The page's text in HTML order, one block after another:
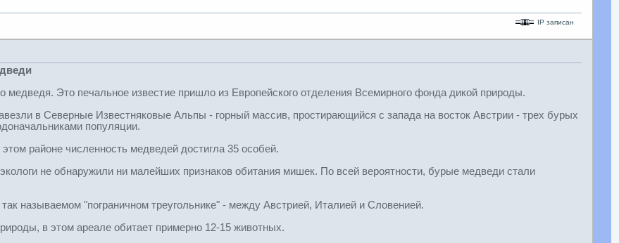
IP записан
медведя. Это печальное известие пришло из Европейского отделения Всемирного фонда дикой природы.
в Северные Известняковые Альпы - горный массив, простирающийся с запада на восток Австрии - трех бурых
популяции.
районе численность медведей достигла 35 особей.
не обнаружили ни малейших признаков обитания мишек. По всей вероятности, бурые медведи стали
называемом "пограничном треугольнике" - между Австрией, Италией и Словенией.
в этом ареале обитает примерно 12-15 животных.